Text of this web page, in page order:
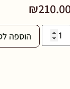
₪
הוספה